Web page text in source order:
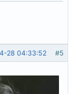
#5
28 04:33:52